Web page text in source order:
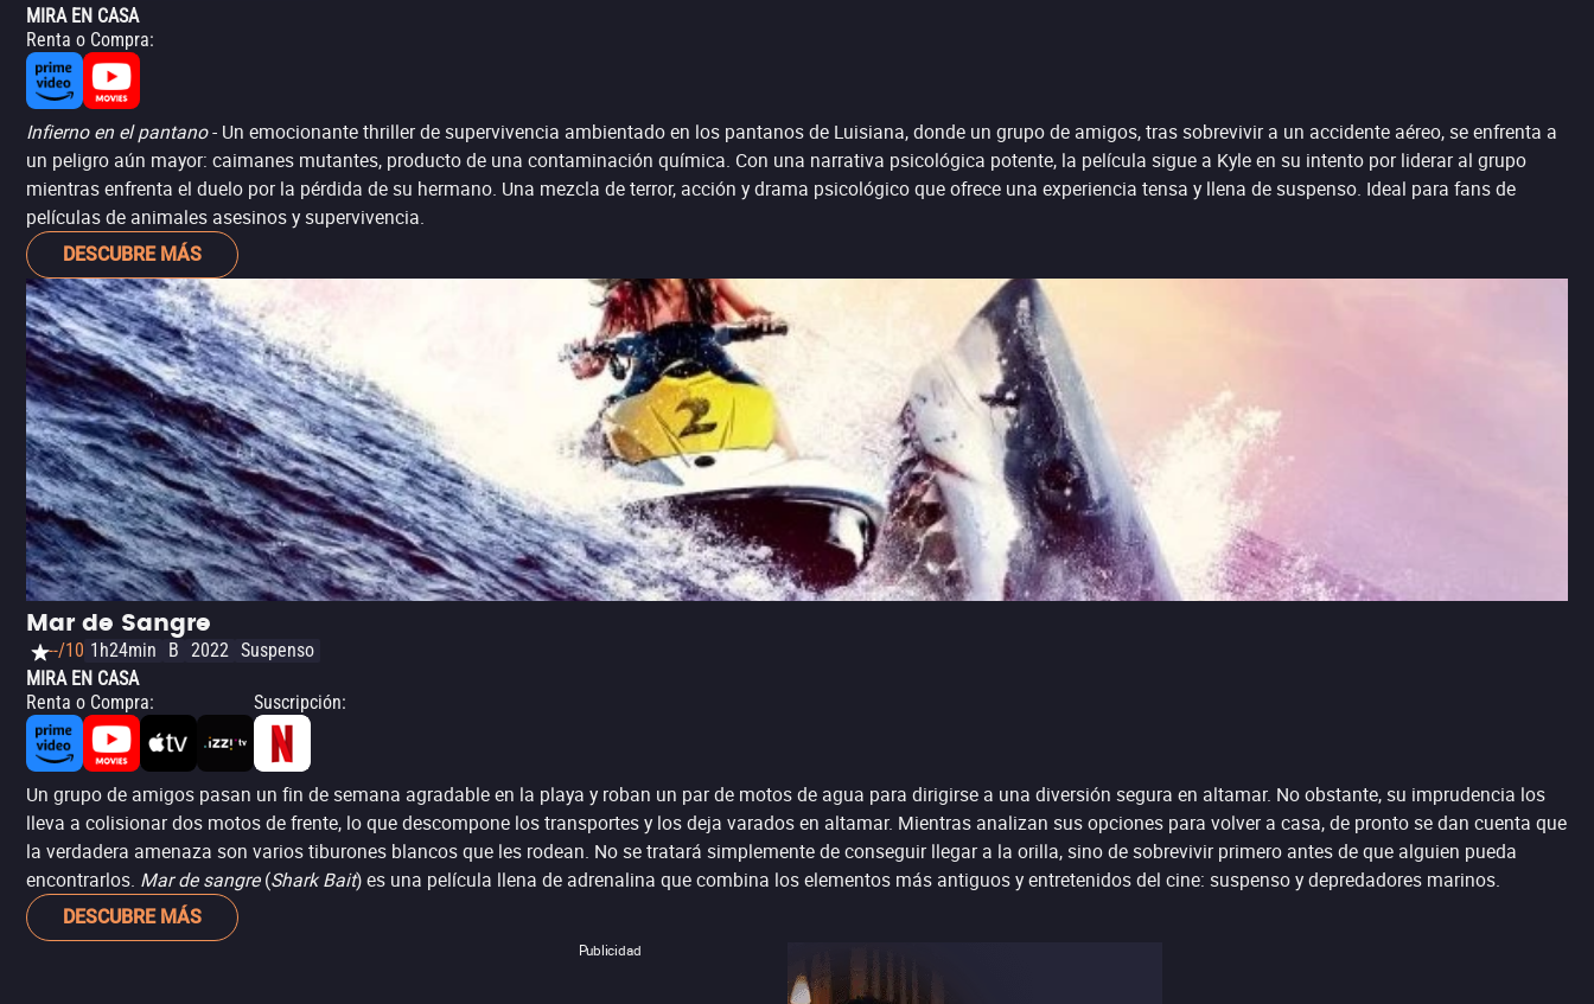
MIRA EN CASA
Renta o Compra:
Infierno en el pantano- Un emocionante thriller de supervivencia ambientado en los pantanos de Luisiana, donde un grupo de amigos, tras sobrevivir a un accidente aéreo, se enfrenta a
un peligro aún mayor: caimanes mutantes, producto de una contaminación química. Con una narrativa psicológica potente, la película sigue a Kyle en su intento por liderar al grupo
mientras enfrenta el duelo por la pérdida de su hermano. Una mezcla de terror, acción y drama psicológico que ofrece una experiencia tensa y llena de suspenso. Ideal para fans de
películas de animales asesinos y supervivencia.
DESCUBRE MÁS
Mar de Sangre
--/10 1h24min B 2022 Suspenso
MIRA EN CASA
Renta o Compra: Suscripción:
Un grupo de amigos pasan un fin de semana agradable en la playa y roban un par de motos de agua para dirigirse a una diversión segura en altamar. No obstante, su imprudencia los
lleva a colisionar dos motos de frente, lo que descompone los transportes y los deja varados en altamar. Mientras analizan sus opciones para volver a casa, de pronto se dan cuenta que
la verdadera amenaza son varios tiburones blancos que les rodean. No se tratará simplemente de conseguir llegar a la orilla, sino de sobrevivir primero antes de que alguien pueda
encontrarlos. Mar de sangre(Shark Bait) es una película llena de adrenalina que combina los elementos más antiguos y entretenidos del cine: suspenso y depredadores marinos.
DESCUBRE MÁS
Publicidad